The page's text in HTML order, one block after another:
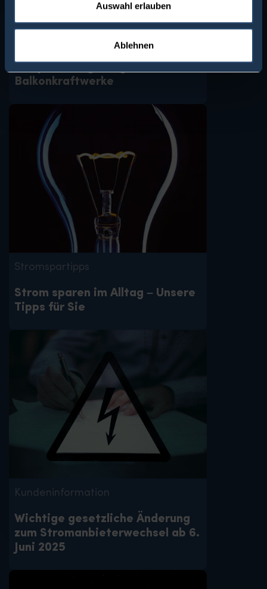
Auswahl erlauben
Ablehnen
Einspeisevergütung für
Balkonkraftwerke
Stromspartipps
Strom sparen im Alltag – Unsere
Tipps für Sie
Kundeninformation
Wichtige gesetzliche Änderung
zum Stromanbieterwechsel ab 6.
Juni 2025